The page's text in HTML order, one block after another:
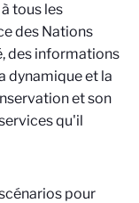
tous les
des Nations
des informations
dynamique et la
et son
qu'il
pour